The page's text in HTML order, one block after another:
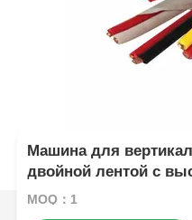
Машина для
двойной лентой с
1000 оборотов в
MOQ：1